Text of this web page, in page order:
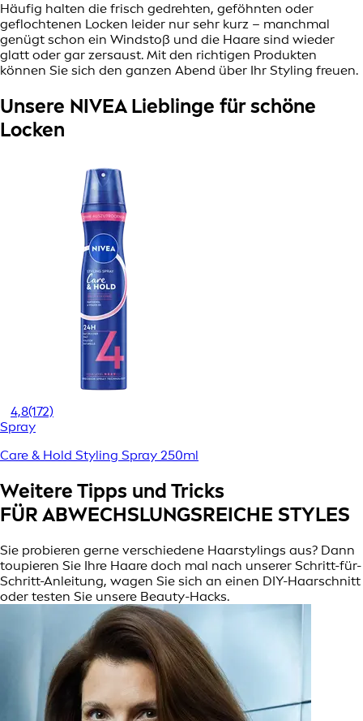
Häufig halten die frisch gedrehten, geföhnten oder
geflochtenen Locken leider nur sehr kurz – manchmal
genügt schon ein Windstoß und die Haare sind wieder
glatt oder gar zersaust. Mit den richtigen Produkten
können Sie sich den ganzen Abend über Ihr Styling freuen.
Unsere NIVEA Lieblinge für schöne
Locken
4,8(172)
Spray
Care & Hold Styling Spray 250ml
Weitere Tipps und Tricks
FÜR ABWECHSLUNGSREICHE STYLES
Sie probieren gerne verschiedene Haarstylings aus? Dann
toupieren Sie Ihre Haare doch mal nach unserer Schritt-für-
Schritt-Anleitung, wagen Sie sich an einen DIY-Haarschnitt
oder testen Sie unsere Beauty-Hacks.